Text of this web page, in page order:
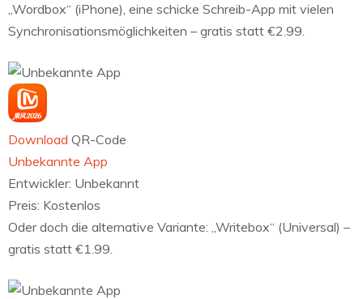
„Wordbox“ (iPhone), eine schicke Schreib-App mit vielen
Synchronisationsmöglichkeiten – gratis statt €2.99.
Download QR-Code
Unbekannte App
Entwickler: Unbekannt
Preis: Kostenlos
Oder doch die alternative Variante: „Writebox“ (Universal) –
gratis statt €1.99.